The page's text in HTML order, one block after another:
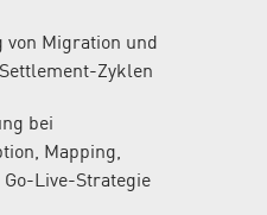
von Migration und
Zyklen
bei
Mapping,
Go-Live-Strategie